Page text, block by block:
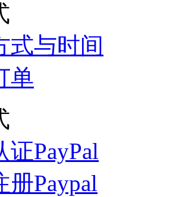
式与时间
单
证PayPal
册Paypal